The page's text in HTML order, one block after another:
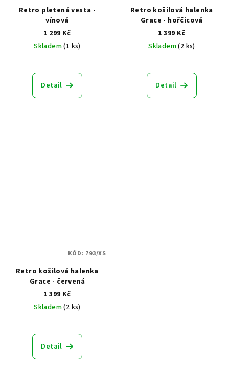
Retro pletená vesta -
vínová
1 299 Kč
Skladem(1 ks)
Detail
Retro košilová halenka
Grace - hořčicová
1 399 Kč
Skladem(2 ks)
hodnocení
produktu
Detail
Retro košilová halenka
Grace - červená
1 399 Kč
Skladem(2 ks)
Detail
KÓD: 793/XS